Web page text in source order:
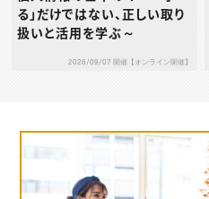
る」だけではない、正しい取り
扱いと活用を学ぶ～
2026/09/07 開催【オンライン開催】